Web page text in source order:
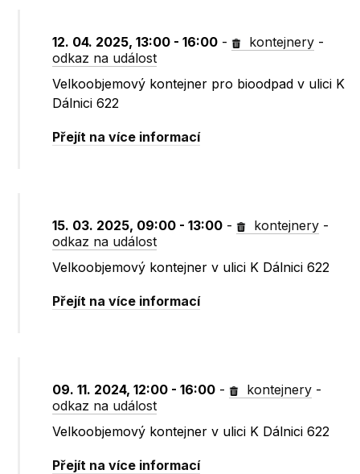
12. 04. 2025, 13:00 - 16:00 - kontejnery -
odkaz na událost
Velkoobjemový kontejner pro bioodpad v ulici K
Dálnici 622
Přejít na více informací
15. 03. 2025, 09:00 - 13:00 - kontejnery -
odkaz na událost
Velkoobjemový kontejner v ulici K Dálnici 622
Přejít na více informací
09. 11. 2024, 12:00 - 16:00 - kontejnery -
odkaz na událost
Velkoobjemový kontejner v ulici K Dálnici 622
Přejít na více informací